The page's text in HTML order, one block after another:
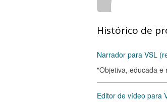
Histórico de
Narrador para VSL
"Objetiva, educada e
Editor de vídeo para